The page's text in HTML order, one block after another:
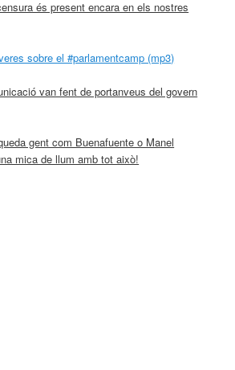
és present encara en els nostres
sobre el #parlamentcamp (mp3)
van fent de portanveus del govern
gent com Buenafuente o Manel
mica de llum amb tot això!